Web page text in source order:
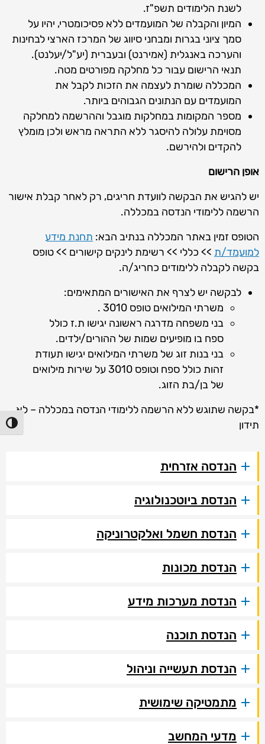
לשנת הלימודים תשפ"ז.
המיון והקבלה של המועמדים ללא פסיכומטרי, יהיו על
סמך ציוני בגרות ומבחני סיווג של המרכז הארצי לבחינות
והערכה באנגלית (אמירנט) ובעברית (יע"ל/יעלנט).
תנאי הרישום עבור כל מחלקה מפורטים מטה.
המכללה שומרת לעצמה את הזכות לקבל את
המועמדים עם הנתונים הגבוהים ביותר.
מספר המקומות במחלקות מוגבל וההרשמה למחלקה
מסוימת עלולה להיסגר ללא התראה מראש ולכן מומלץ
להקדים ולהירשם.
אופן הרישום
יש להגיש את הבקשה לוועדת חריגים, רק לאחר קבלת אישור
הרשמה ללימודי הנדסה במכללה.
הטופס זמין באתר המכללה בנתיב הבא: תחנת מידע
למועמד/ת >> כללי >> רשימת לינקים קישורים >> טופס
בקשה לקבלה ללימודים כחריג/ה.
לבקשה יש לצרף את האישורים המתאימים:
משרתי המילואים טופס 3010 .
בני משפחה מדרגה ראשונה יגישו ת.ז כולל
ספח בו מופיעים שמות של ההורים/ילדים.
בני בנות זוג של משרתי המילואים יגישו תעודת
זהות כולל ספח וטופס 3010 על שירות מילואים
של בן/בת הזוג.
*בקשה שתוגש ללא הרשמה ללימודי הנדסה במכללה – לא
תידון
הנדסה אזרחית
הנדסת ביוטכנולוגיה
הנדסת חשמל ואלקטרוניקה
הנדסת מכונות
הנדסת מערכות מידע
הנדסת תוכנה
הנדסת תעשייה וניהול
מתמטיקה שימושית
מדעי המחשב